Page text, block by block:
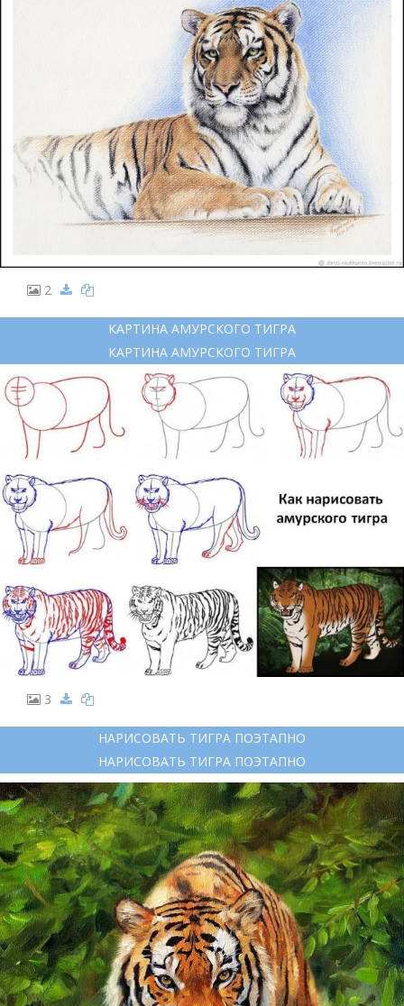
2
КАРТИНА АМУРСКОГО ТИГРА
КАРТИНА АМУРСКОГО ТИГРА
3
НАРИСОВАТЬ ТИГРА ПОЭТАПНО
НАРИСОВАТЬ ТИГРА ПОЭТАПНО